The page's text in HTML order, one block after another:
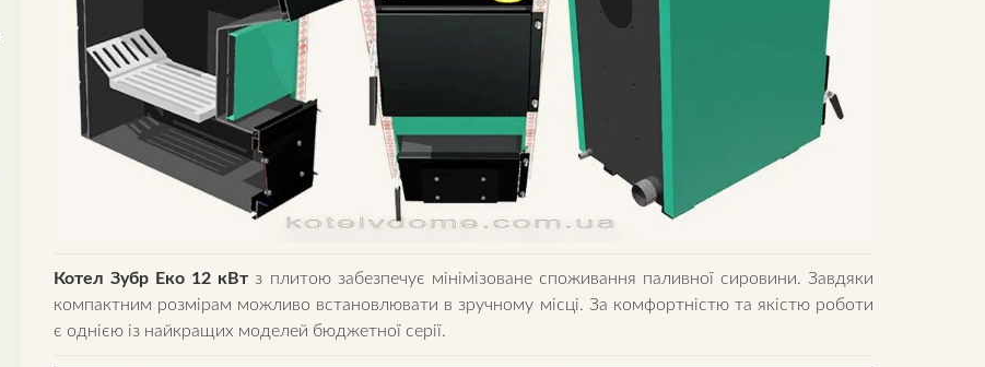
Котел Зубр Еко 12 кВтз плитою забезпечує мінімізоване споживання паливної сировини. Завдяки
компактним розмірам можливо встановлювати в зручному місці. За комфортністю та якістю роботи
є однією із найкращих моделей бюджетної серії.